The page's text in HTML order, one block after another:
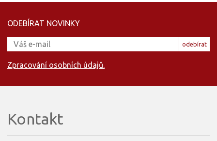
ODEBÍRAT NOVINKY
odebírat
Zpracování osobních údajů.
Kontakt